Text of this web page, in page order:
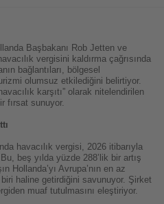
Başbakanı Rob Jetten ve
vergisini kaldırma çağrısında
bağlantıları, bölgesel
olumsuz etkilediğini belirtiyor.
karşıtı” olarak nitelendirilen
fırsat sunuyor.
havacılık vergisi, 2026 itibarıyla
beş yılda yüzde 288’lik bir artış
Hollanda’yı Avrupa’nın en az
biri haline getirdiğini savunuyor. Şirket
muaf tutulmasını eleştiriyor.